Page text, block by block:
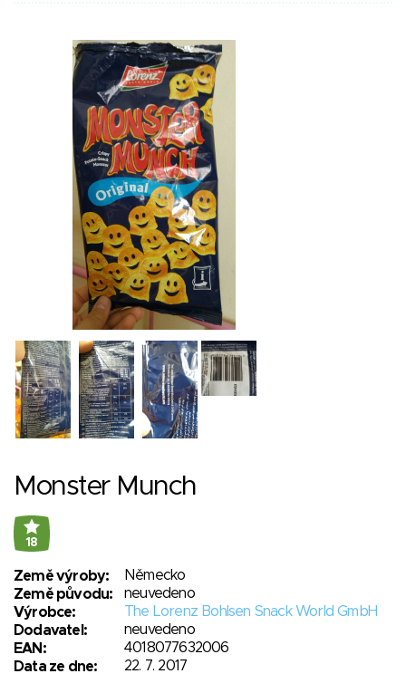
Monster Munch
18
Země výroby:
Německo
Země původu:
neuvedeno
Výrobce:
The Lorenz Bohlsen Snack World GmbH
Dodavatel:
neuvedeno
EAN:
4018077632006
Data ze dne:
22. 7. 2017